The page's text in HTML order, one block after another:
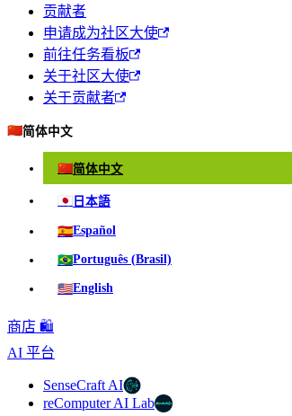
贡献者
申请成为社区大使
前往任务看板
关于社区大使
关于贡献者
🇨🇳简体中文
🇨🇳简体中文
🇯🇵 日本語
🇪🇸Español
🇧🇷Português (Brasil)
🇺🇸English
商店 🛍️
AI 平台
SenseCraft AI
reComputer AI Lab